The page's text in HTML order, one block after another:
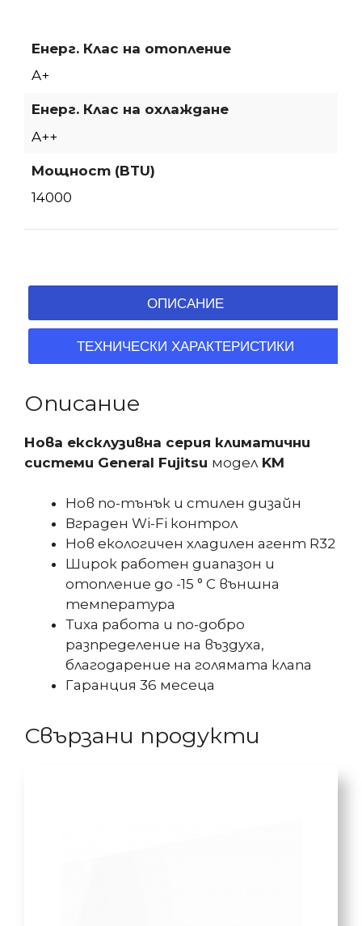
Енерг. Клас на отопление
A+
Енерг. Клас на охлаждане
A++
Мощност (BTU)
14000
ОПИСАНИЕ
ТЕХНИЧЕСКИ ХАРАКТЕРИСТИКИ
Описание
Нова ексклузивна серия климатични
системи General Fujitsu модел KM
Нов по-тънък и стилен дизайн
Вграден Wi-Fi контрол
Нов екологичен хладилен агент R32
Широк работен диапазон и
отопление до -15 ° C външна
температура
Тиха работа и по-добро
разпределение на въздуха,
благодарение на голямата клапа
Гаранция 36 месеца
Свързани продукти